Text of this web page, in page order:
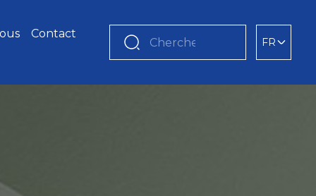
Contact
Chercher FR